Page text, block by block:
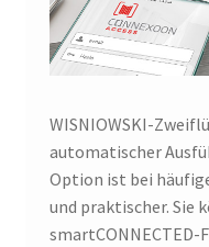
WISNIOWSKI-
automatischer
Option ist bei
und praktischer. Sie